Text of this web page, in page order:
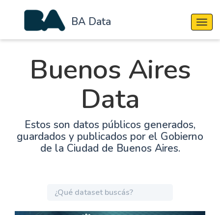
BA Data
Buenos Aires
Data
Estos son datos públicos generados,
guardados y publicados por el Gobierno
de la Ciudad de Buenos Aires.